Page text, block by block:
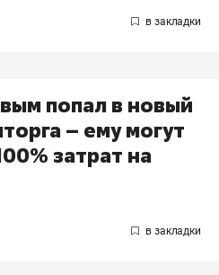
попал в новый
– ему могут
затрат на